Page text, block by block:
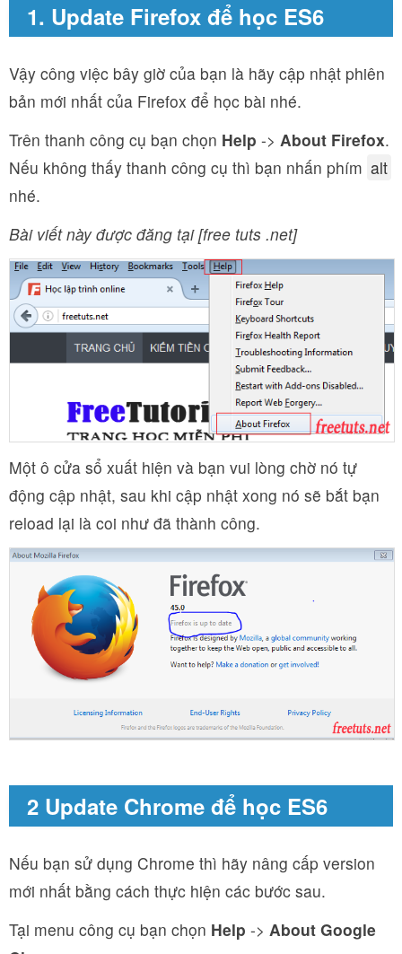
1. Update Firefox để học ES6
Vậy công việc bây giờ của bạn là hãy cập nhật phiên
bản mới nhất của Firefox để học bài nhé.
Trên thanh công cụ bạn chọn Help -> About Firefox.
Nếu không thấy thanh công cụ thì bạn nhấn phím alt
nhé.
Bài viết này được đăng tại [free tuts .net]
Một ô cửa sổ xuất hiện và bạn vui lòng chờ nó tự
động cập nhật, sau khi cập nhật xong nó sẽ bắt bạn
reload lại là coi như đã thành công.
2 Update Chrome để học ES6
Nếu bạn sử dụng Chrome thì hãy nâng cấp version
mới nhất bằng cách thực hiện các bước sau.
Tại menu công cụ bạn chọn Help -> About Google